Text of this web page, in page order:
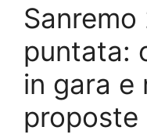
Sanremo
puntata:
in gara e
proposte